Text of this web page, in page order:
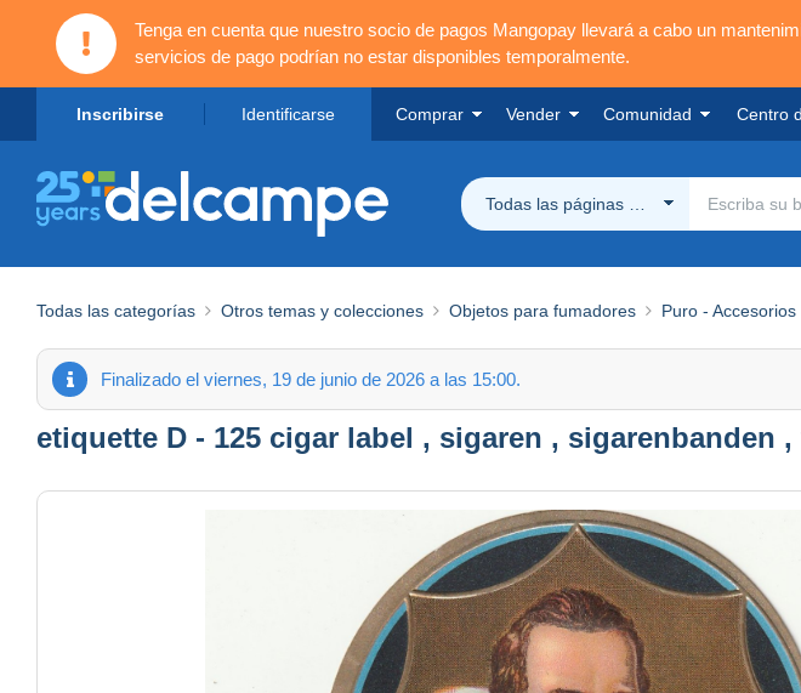
Tenga en cuenta que nuestro socio de pagos Mangopay llevará a cabo un
servicios de pago podrían no estar disponibles temporalmente.
Inscribirse Identificarse Comprar Vender Comunidad Centro
Todas las páginas Delcampe
Todas las categorías Otros temas y colecciones Objetos para fumadores Puro - Accesorios
Finalizado el viernes, 19 de junio de 2026 a las 15:00.
etiquette D - 125 cigar label , sigaren , sigarenbanden